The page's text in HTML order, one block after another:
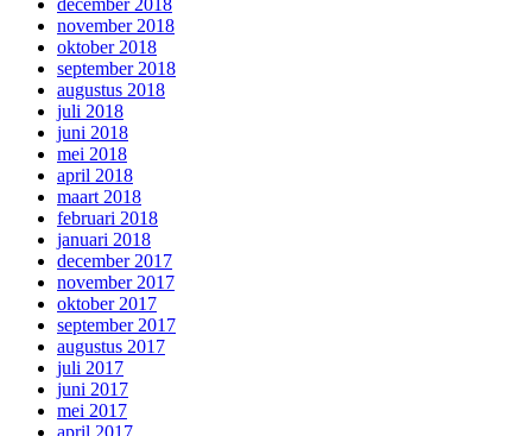
december 2018
november 2018
oktober 2018
september 2018
augustus 2018
juli 2018
juni 2018
mei 2018
april 2018
maart 2018
februari 2018
januari 2018
december 2017
november 2017
oktober 2017
september 2017
augustus 2017
juli 2017
juni 2017
mei 2017
april 2017